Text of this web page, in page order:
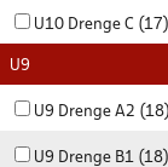
U10 Drenge C
U9
U9 Drenge A2
U9 Drenge B1